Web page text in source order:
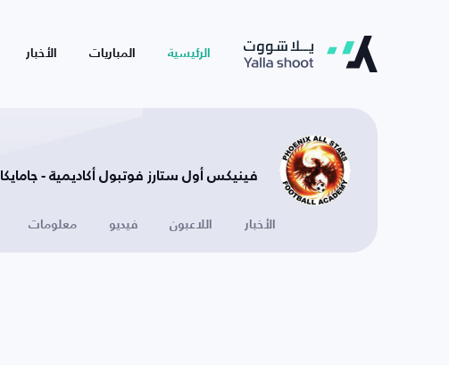
الرئيسية المباريات الأخبار
فينيكس أول ستارز فوتبول أكاديمية - جامايكا
الأخبار اللاعبون فيديو معلومات